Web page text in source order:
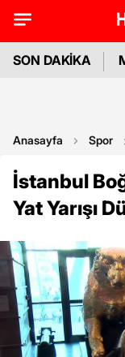
SON DAKİKA
Anasayfa Spor
İstanbul
Yat Yarışı